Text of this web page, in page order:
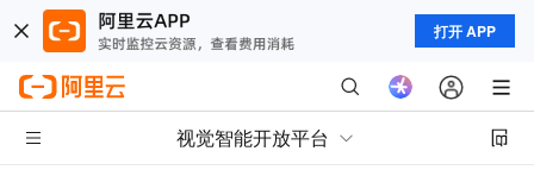
打开 APP
视觉智能开放平台